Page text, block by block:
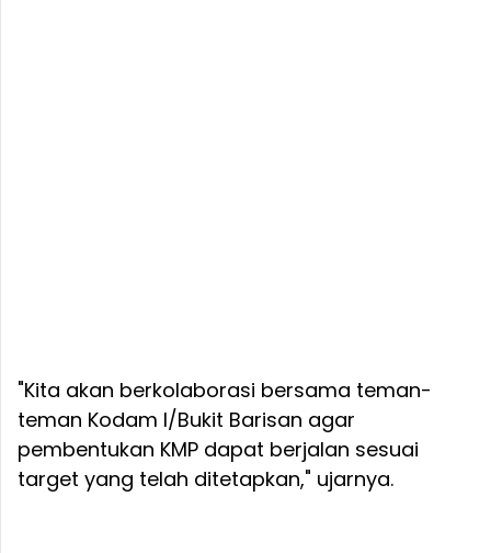
"Kita akan berkolaborasi bersama teman-
teman Kodam I/Bukit Barisan agar
pembentukan KMP dapat berjalan sesuai
target yang telah ditetapkan," ujarnya.